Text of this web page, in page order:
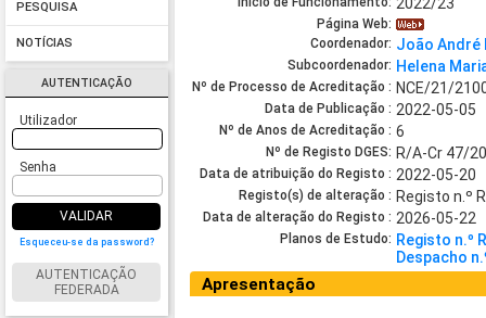
PESQUISA
NOTÍCIAS
AUTENTICAÇÃO
Utilizador
Senha
VALIDAR
Esqueceu-se da password?
AUTENTICAÇÃO
FEDERADA
2022/23
Página Web:
Coordenador: João André
Subcoordenador: Helena
Nº de Processo de Acreditação : NCE/21/
Data de Publicação : 2022-05-05
Nº de Anos de Acreditação : 6
Nº de Registo DGES: R/A-Cr 47/
Data de atribuição do Registo : 2022-05-20
Registo(s) de alteração : Registo n.º
Data de alteração do Registo : 2026-05-22
Planos de Estudo: Registo n.º
Despacho
Apresentação